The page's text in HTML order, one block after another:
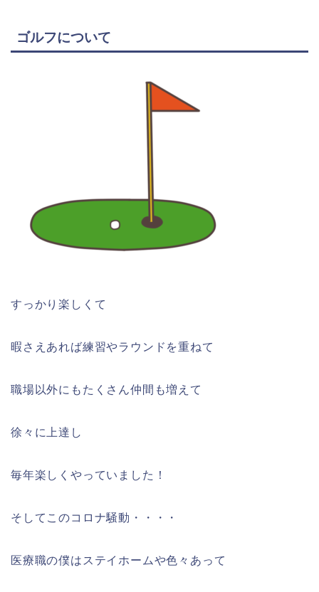
ゴルフについて
すっかり楽しくて
暇さえあれば練習やラウンドを重ねて
職場以外にもたくさん仲間も増えて
徐々に上達し
毎年楽しくやっていました！
そしてこのコロナ騒動・・・・
医療職の僕はステイホームや色々あって